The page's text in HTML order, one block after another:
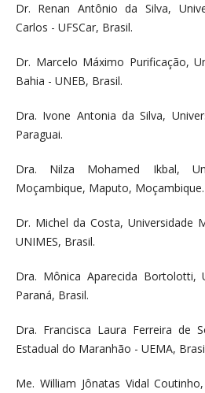
Dr. Renan Antônio da Silva,
Carlos - UFSCar, Brasil.
Dr. Marcelo Máximo Purificação,
Bahia - UNEB, Brasil.
Dra. Ivone Antonia da Silva,
Paraguai.
Dra. Nilza Mohamed Ikbal,
Moçambique, Maputo, Moçambique.
Dr. Michel da Costa, Universidade
UNIMES, Brasil.
Dra. Mônica Aparecida Bortolotti,
Paraná, Brasil.
Dra. Francisca Laura Ferreira de
Estadual do Maranhão - UEMA,
Me. William Jônatas Vidal